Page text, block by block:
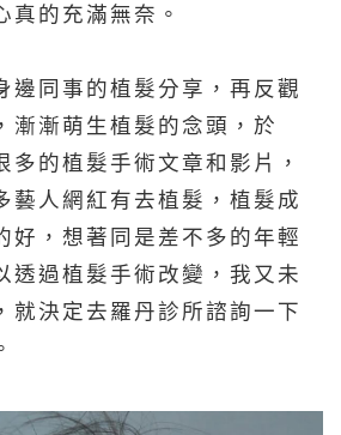
真的充滿無奈。
邊同事的植髮分享，再反觀
漸漸萌生植髮的念頭，於
多的植髮手術文章和影片，
藝人網紅有去植髮，植髮成
好，想著同是差不多的年輕
透過植髮手術改變，我又未
就決定去羅丹診所諮詢一下